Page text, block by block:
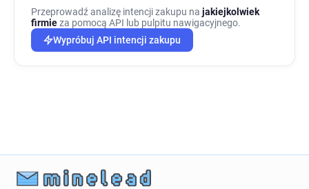
Przeprowadź analizę intencji zakupu na jakiejkolwiek
firmieza pomocą API lub pulpitu nawigacyjnego.
Wypróbuj API intencji zakupu